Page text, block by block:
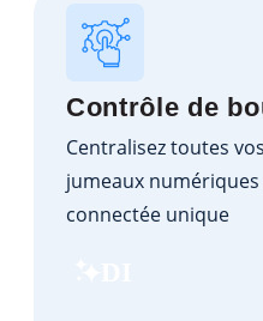
Contrôle de
Centralisez toutes
jumeaux
connectée unique